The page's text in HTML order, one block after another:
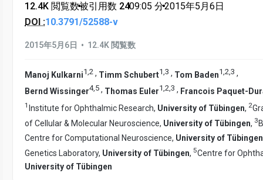
12.4K 閲覧数•被引用数 24•09:05 分•2015年5月6日
DOI :10.3791/52588-v
2015年5月6日 • 12.4K 閲覧数
Manoj Kulkarni1,2 , Timm Schubert1,3 , Tom Baden1,2,3 ,
Bernd Wissinger4, 5 , Thomas Euler1 2 3 , Francois Paquet-
1 Institute for Ophthalmic Research, University of Tübingen, 2
of Cellular & Molecular Neuroscience, University of Tübingen, 3
Centre for Computational Neuroscience, University of Tübingen
Genetics Laboratory, University of Tübingen, 5Centre for
University of Tübingen